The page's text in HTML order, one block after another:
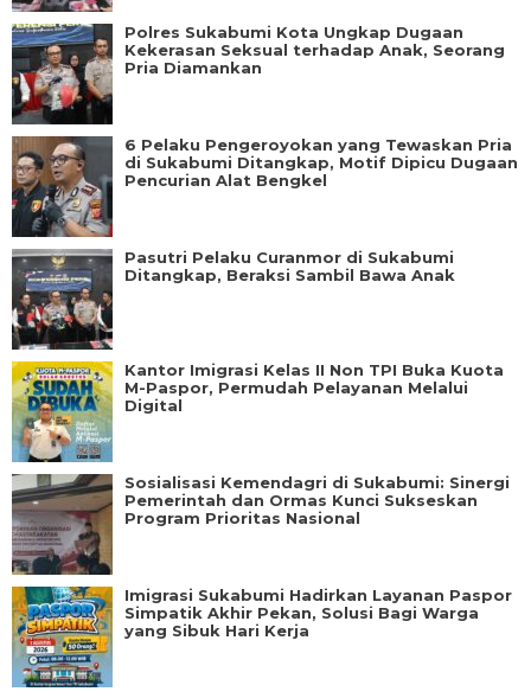
Polres Sukabumi Kota Ungkap Dugaan
Kekerasan Seksual terhadap Anak, Seorang
Pria Diamankan
6 Pelaku Pengeroyokan yang Tewaskan Pria
di Sukabumi Ditangkap, Motif Dipicu Dugaan
Pencurian Alat Bengkel
Pasutri Pelaku Curanmor di Sukabumi
Ditangkap, Beraksi Sambil Bawa Anak
Kantor Imigrasi Kelas II Non TPI Buka Kuota
M-Paspor, Permudah Pelayanan Melalui
Digital
Sosialisasi Kemendagri di Sukabumi: Sinergi
Pemerintah dan Ormas Kunci Sukseskan
Program Prioritas Nasional
Imigrasi Sukabumi Hadirkan Layanan Paspor
Simpatik Akhir Pekan, Solusi Bagi Warga
yang Sibuk Hari Kerja